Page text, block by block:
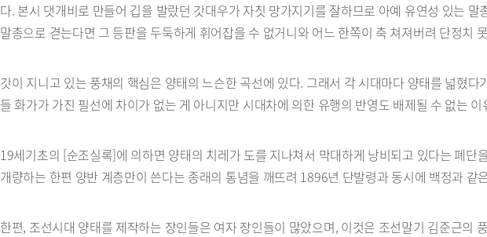
다. 본시 댓개비로 만들어 깁을 발랐던 갓대우가 자칫 망가지기를 잘하므로 아예 유연성 있는
말총으로 겯는다면 그 등판을 두둑하게 휘어잡을 수 없거니와 어느 한쪽이 축 쳐져버려 단정치
갓이 지니고 있는 풍채의 핵심은 양태의 느슨한 곡선에 있다. 그래서 각 시대마다 양태를 넓혔
들 화가가 가진 필선에 차이가 없는 게 아니지만 시대차에 의한 유행의 반영도 배제될 수 없는 이
19세기초의 [순조실록]에 의하면 양태의 치레가 도를 지나쳐서 막대하게 낭비되고 있다는 폐
개량하는 한편 양반 계층만이 쓴다는 종래의 통념을 깨뜨려 1896년 단발령과 동시에 백정과 같
한편, 조선시대 양태를 제작하는 장인들은 여자 장인들이 많았으며, 이것은 조선말기 김준근